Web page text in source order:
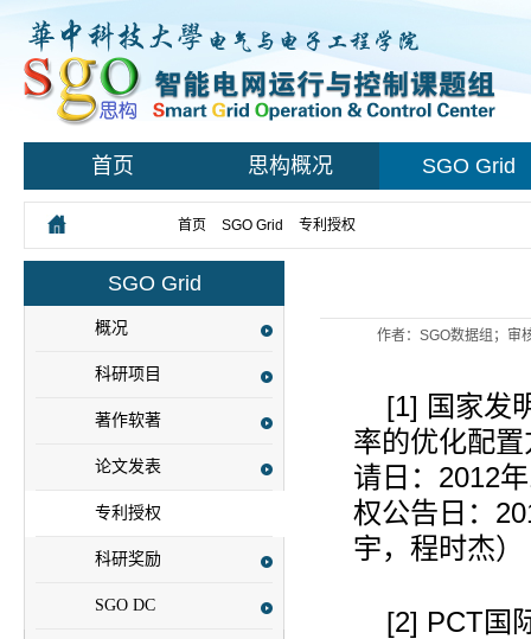
首页 思构概况 SGO Grid
首页 SGO Grid 专利授权
SGO Grid
概况
科研项目
著作软著
论文发表
专利授权
科研奖励
SGO DC
作者：SGO数据组；审
[1] 国家发
率的优化配
请日： 2012年
权公告日：
宇，程时杰）
[2] PCT国